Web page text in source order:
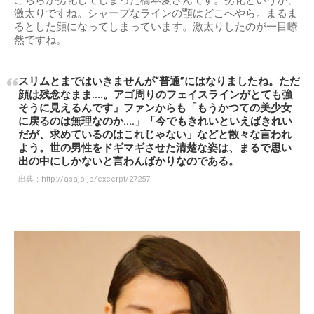
激太りですね。シャープなラインの顎はどこへやら。まるま
るとした顔になってしまっています。激太りしたのが一目瞭
然ですね。
スリムとまではいきませんが“普通”にはなりましたね。ただ
顔は残念なまま‥‥。アゴ周りのフェイスラインがとても強
そうに見えるんです」ファンからも「もうかつての美少女
に戻るのは無理なのか‥‥」「今でもきれいといえばきれい
だが、求めているのはこれじゃない」などと散々な言われ
よう。世の男性をドギマギさせた清楚な姿は、まるで思い
出の中にしかないと言わんばかりなのである。
出典： http://asajo.jp/excerpt/27257